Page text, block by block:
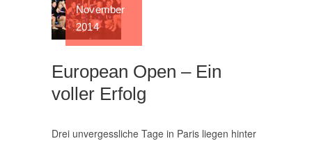
November
2014
European Open – Ein
voller Erfolg
Drei unvergessliche Tage in Paris liegen hinter